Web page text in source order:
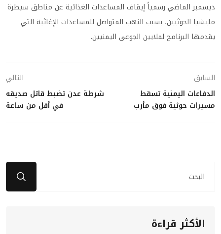
ديسمبر الماضي رسمياً إيقاف المساعدات الغذائية عن مناطق سيطرة
مليشيا الحوثيين، بسبب النهب المتواصل للمساعدات الإغاثية التي
يقدمها البرنامج لملايين الجوعى اليمنيين.
السابق
الدفاعات اليمنية تسقط
مسيرات حوثية فوق مأرب
التالي
شرطة عدن تضبط قاتل صديقه
في أقل من ساعة
الأكثر قراءة